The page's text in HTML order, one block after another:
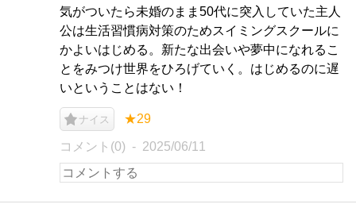
気がついたら未婚のまま50代に突入していた主人
公は生活習慣病対策のためスイミングスクールに
かよいはじめる。新たな出会いや夢中になれるこ
とをみつけ世界をひろげていく。はじめるのに遅
いということはない！
ナイス ★29
コメント(0) 2025/06/11